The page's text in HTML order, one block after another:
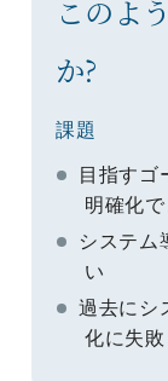
このよ
か?
課題
目指すゴ
明確化
システム
い
過去にシ
化に失敗